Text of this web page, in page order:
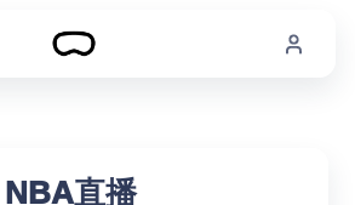
NBA直播